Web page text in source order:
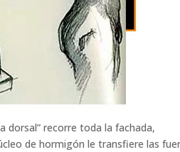
dorsal” recorre toda la fachada,
de hormigón le transfiere las